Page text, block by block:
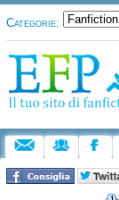
Categorie: